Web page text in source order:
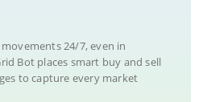
24/7, even in
Bot places smart buy and sell
to capture every market